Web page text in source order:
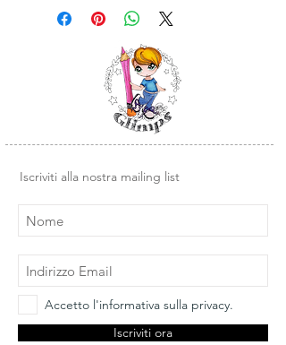
realizzati con fotomolimero
trasparente di alta qualità.
Semplici da usare, basta rimuovere il
timbro dal supporto trasparente e
posizionarlo su un blocco di acrilico o
un altra base liscia in plexiglass.
Iscriviti alla nostra mailing list
Accetto l'informativa sulla privacy.
Iscriviti ora